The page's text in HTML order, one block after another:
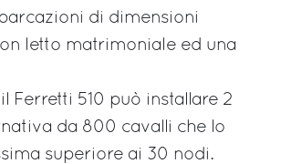
di dimensioni
letto matrimoniale ed una
Ferretti 510 può installare 2
da 800 cavalli che lo
superiore ai 30 nodi.